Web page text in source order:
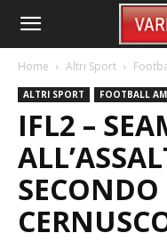
Home Altri Sport
ALTRI SPORT FOOTBALL
IFL2 –